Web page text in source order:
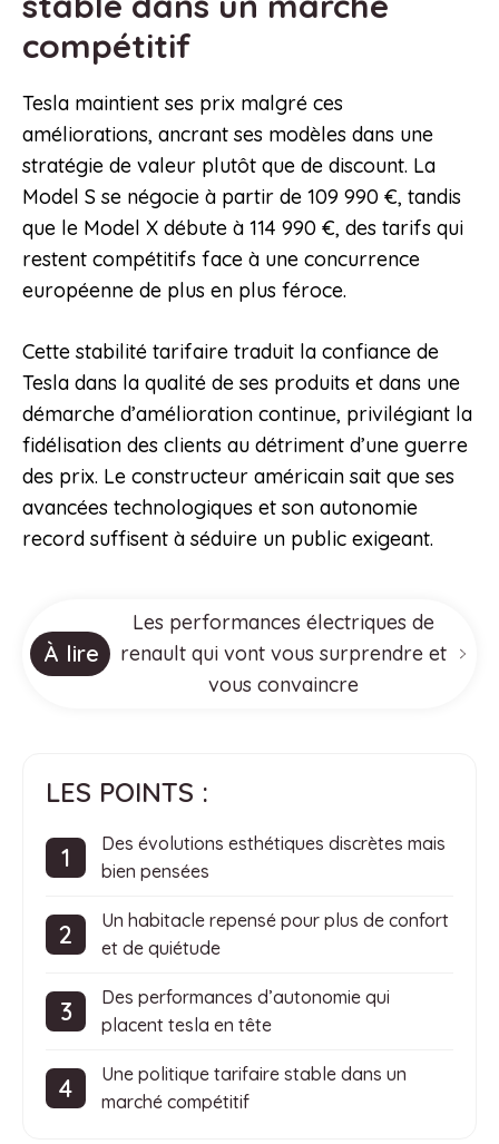
compétitif
Tesla maintient ses prix malgré ces
améliorations, ancrant ses modèles dans une
stratégie de valeur plutôt que de discount. La
Model S se négocie à partir de 109 990 €, tandis
que le Model X débute à 114 990 €, des tarifs qui
restent compétitifs face à une concurrence
européenne de plus en plus féroce.
Cette stabilité tarifaire traduit la confiance de
Tesla dans la qualité de ses produits et dans une
démarche d’amélioration continue, privilégiant la
fidélisation des clients au détriment d’une guerre
des prix. Le constructeur américain sait que ses
avancées technologiques et son autonomie
record suffisent à séduire un public exigeant.
À lire
Les performances électriques de
renault qui vont vous surprendre et
vous convaincre
LES POINTS :
Des évolutions esthétiques discrètes mais
bien pensées
Un habitacle repensé pour plus de confort
et de quiétude
Des performances d’autonomie qui
placent tesla en tête
Une politique tarifaire stable dans un
marché compétitif